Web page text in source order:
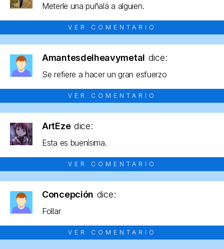
Meterle una puñalá a alguien.
VER COMENTARIO
Amantesdelheavymetal dice:
Se refiere a hacer un gran esfuerzo
VER COMENTARIO
ArtEze dice:
Esta es buenísima.
VER COMENTARIO
Concepción dice:
Follar
VER COMENTARIO